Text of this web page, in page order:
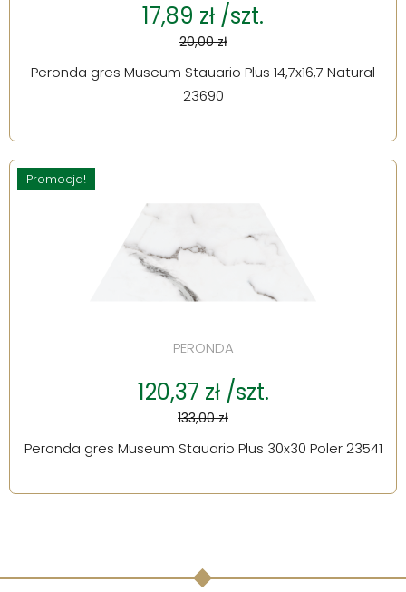
17,89 zł /szt.
20,00 zł
Peronda gres Museum Stauario Plus 14,7x16,7 Natural
23690
Promocja!
PERONDA
120,37 zł /szt.
133,00 zł
Peronda gres Museum Stauario Plus 30x30 Poler 23541